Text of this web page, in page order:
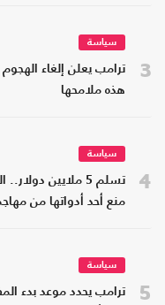
3
سياسة
ترامب يعلن إلغاء
هذه ملامحها
4
سياسة
تسلم 5 ملايين
منع أحد أدواتها من
5
سياسة
ترامب يحدد موعد بدء